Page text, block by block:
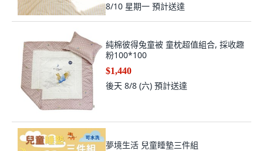
8/10 星期一 預計送達
純棉彼得兔童被 童枕超值組合, 採收趣
粉100*100
$1,440
後天 8/8 (六) 預計送達
夢境生活 兒童睡墊三件組